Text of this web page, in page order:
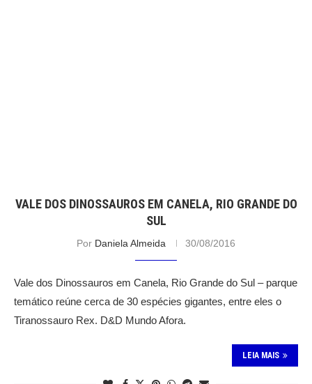
VALE DOS DINOSSAUROS EM CANELA, RIO GRANDE DO
SUL
Por Daniela Almeida 30/08/2016
Vale dos Dinossauros em Canela, Rio Grande do Sul – parque
temático reúne cerca de 30 espécies gigantes, entre eles o
Tiranossauro Rex. D&D Mundo Afora.
LEIA MAIS